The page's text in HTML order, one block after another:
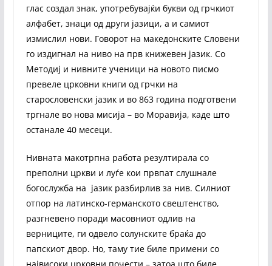
глас создал знак, употребувајќи букви од грчкиот
алфабет, знаци од други јазици, а и самиот
измислил нови. Говорот на македонските Словени
го издигнал на ниво на прв книжевен јазик. Со
Методиј и нивните ученици на новото писмо
превеле црковни книги од грчки на
старословенски јазик и во 863 година подготвени
тргнале во нова мисија – во Моравија, каде што
останале 40 месеци.
Нивната макотрпна работа резултирала со
преполни цркви и луѓе кои првпат слушнале
богослужба на јазик разбирлив за нив. Силниот
отпор на латинско-германското свештенство,
разгневено поради масовниот одлив на
верниците, ги одвело солунските браќа до
папскиот двор. Но, таму тие биле примени со